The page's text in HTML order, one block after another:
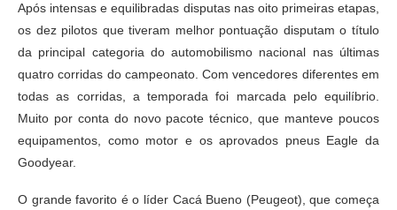
Após intensas e equilibradas disputas nas oito primeiras etapas,
os dez pilotos que tiveram melhor pontuação disputam o título
da principal categoria do automobilismo nacional nas últimas
quatro corridas do campeonato. Com vencedores diferentes em
todas as corridas, a temporada foi marcada pelo equilíbrio.
Muito por conta do novo pacote técnico, que manteve poucos
equipamentos, como motor e os aprovados pneus Eagle da
Goodyear.
O grande favorito é o líder Cacá Bueno (Peugeot), que começa